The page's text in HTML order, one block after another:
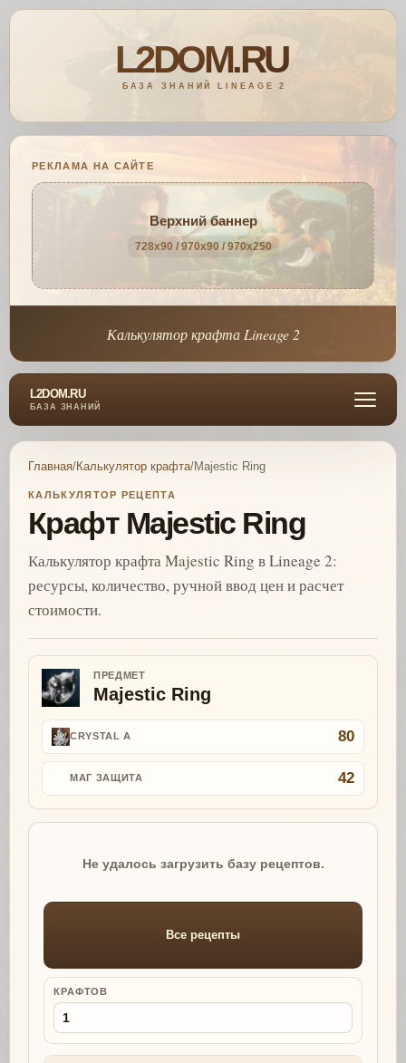
РЕКЛАМА НА САЙТЕ
Верхний баннер
728x90 / 970x90 / 970x250
Калькулятор крафта Lineage 2
L2DOM.RU
БАЗА ЗНАНИЙ
Главная/Калькулятор крафта/Majestic Ring
КАЛЬКУЛЯТОР РЕЦЕПТА
Крафт Majestic Ring
Калькулятор крафта Majestic Ring в Lineage 2:
ресурсы, количество, ручной ввод цен и расчет
стоимости.
ПРЕДМЕТ
Majestic Ring
CRYSTAL A 80
МАГ ЗАЩИТА 42
Не удалось загрузить базу рецептов.
Все рецепты
КРАФТОВ